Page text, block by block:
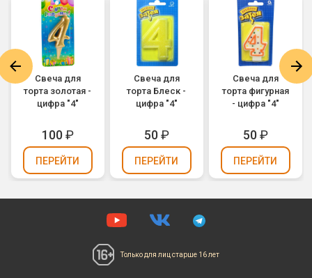
Свеча для
торта золотая -
цифра "4"
100₽
ПЕРЕЙТИ
Свеча для
торта Блеск -
цифра "4"
50₽
ПЕРЕЙТИ
Свеча для
торта фигурная
- цифра "4"
50₽
ПЕРЕЙТИ
Только для лиц старше 16 лет